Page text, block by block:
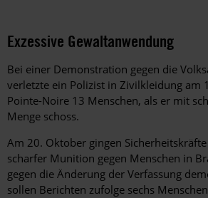
Exzessive Gewaltanwendung
Bei einer Demonstration gegen die
verletzte ein Polizist in Zivilkleidung am
Pointe-Noire 13 Menschen, als er mit
Menge schoss.
Am 20. Oktober gingen
scharfer Munition gegen Menschen in
gegen die Änderung der Verfassung
sollen Berichten zufolge sechs